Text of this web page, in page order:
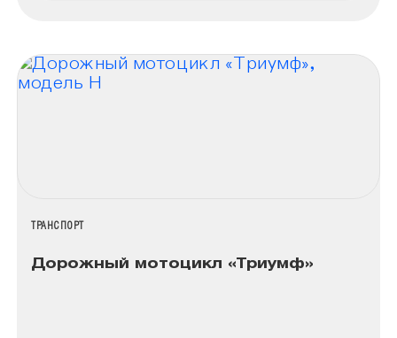
НАЗВАНИЕ КОЛЛЕКЦИИ
ТРАНСПОРТ
Дорожный мотоцикл «Триумф»